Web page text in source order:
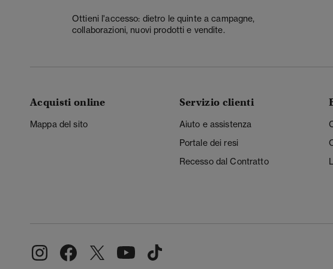
Ottieni l'accesso: dietro le quinte a campagne,
collaborazioni, nuovi prodotti e vendite.
Acquisti online
Mappa del sito
Servizio clienti
Aiuto e assistenza
Portale dei resi
Recesso dal Contratto